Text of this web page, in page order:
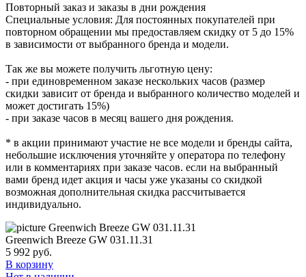
Повторный заказ и заказы в дни рождения
Специальные условия: Для постоянных покупателей при
повторном обращении мы предоставляем скидку от 5 до 15%
в зависимости от выбранного бренда и модели.
Так же вы можете получить льготную цену:
- при единовременном заказе нескольких часов (размер
скидки зависит от бренда и выбранного количество моделей и
может достигать 15%)
- при заказе часов в месяц вашего дня рождения.
* в акции принимают участие не все модели и бренды сайта,
небольшие исключения уточняйте у оператора по телефону
или в комментариях при заказе часов. если на выбранный
вами бренд идет акция и часы уже указаны со скидкой
возможная дополнительная скидка рассчитывается
индивидуально.
Greenwich Breeze GW 031.11.31
5 992 руб.
В корзину